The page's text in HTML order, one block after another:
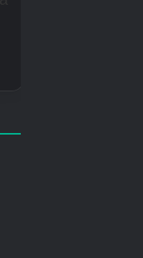
no centro há uma
onde se
saia pelo
sala, com a Mini
pode atirar